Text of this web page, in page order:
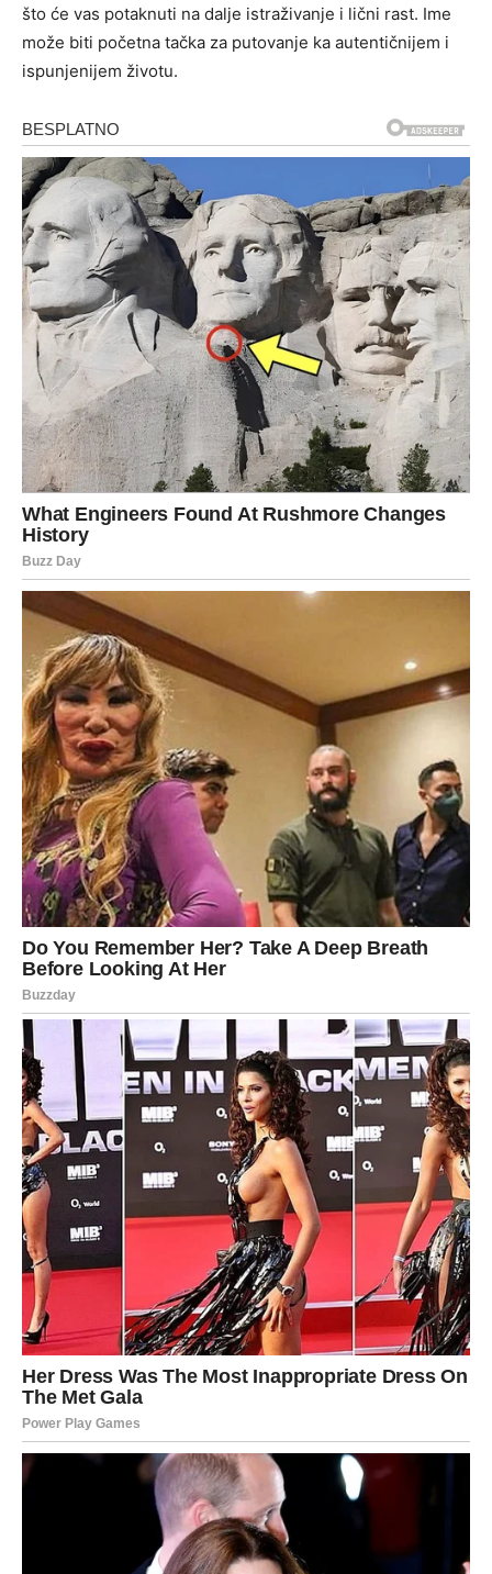
što će vas potaknuti na dalje istraživanje i lični rast. Ime
može biti početna tačka za putovanje ka autentičnijem i
ispunjenijem životu.